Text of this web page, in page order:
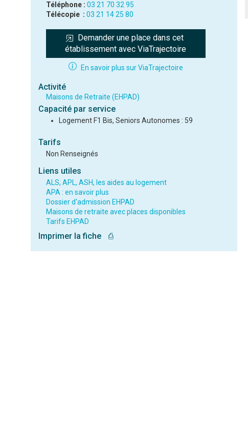
Téléphone : 03 21 70 32 95
Télécopie : 03 21 14 25 80
Demander une place dans cet
établissement avec ViaTrajectoire
En savoir plus sur ViaTrajectoire
Activité
Maisons de Retraite (EHPAD)
Capacité par service
Logement F1 Bis, Seniors Autonomes : 59
Tarifs
Non Renseignés
Liens utiles
ALS, APL, ASH, les aides au logement
APA : en savoir plus
Dossier d'admission EHPAD
Maisons de retraite avec places disponibles
Tarifs EHPAD
Imprimer la fiche ⎙